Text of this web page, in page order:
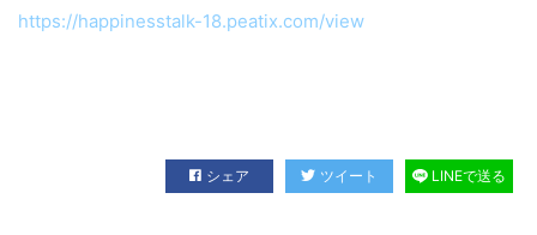
https://happinesstalk-18.peatix.com/view
シェア ツイート LINEで送る